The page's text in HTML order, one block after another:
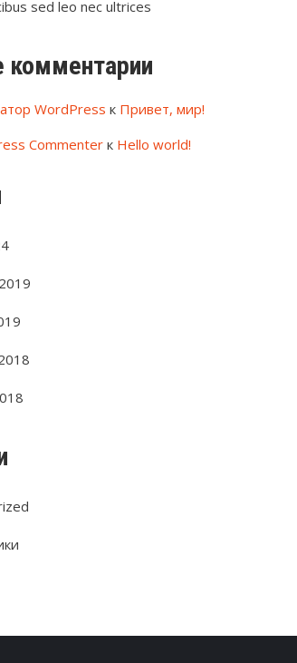
sed leo nec ultrices
комментарии
WordPress к Привет, мир!
Commenterк Hello world!